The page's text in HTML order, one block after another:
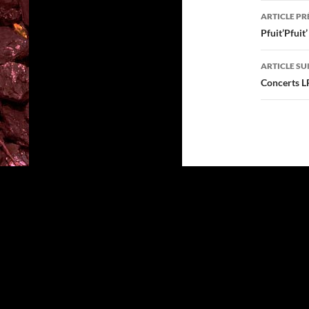
des
ARTICLE
ARTICLE
Concerts